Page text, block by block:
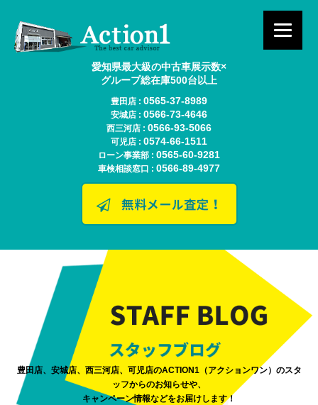
愛知県最大級の中古車展示数×
グループ総在庫500台以上
豊田店 : 0565-37-8989
安城店 : 0566-73-4646
西三河店 : 0566-93-5066
可児店 : 0574-66-1511
ローン事業部 : 0565-60-9281
車検相談窓口 : 0566-89-4977
豊田店、安城店、西三河店、可児店のACTION1（アクションワン）のスタ
ッフからのお知らせや、
キャンペーン情報などをお届けします！